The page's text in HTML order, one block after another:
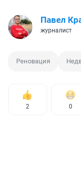
Павел
журналист
Реновация
2 0